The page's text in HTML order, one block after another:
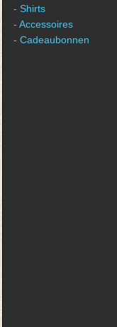
- Shirts
- Accessoires
- Cadeaubonnen